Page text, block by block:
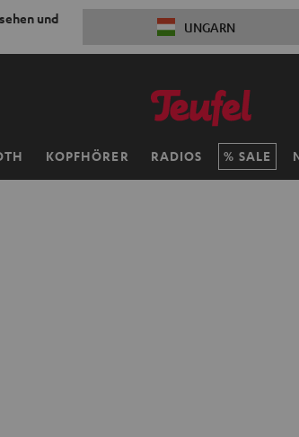
und
UNGARN
KOPFHÖRER RADIOS SALE